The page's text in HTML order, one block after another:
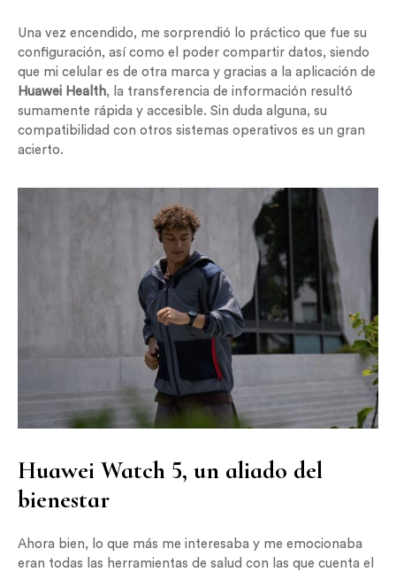
Una vez encendido, me sorprendió lo práctico que fue su
configuración, así como el poder compartir datos, siendo
que mi celular es de otra marca y gracias a la aplicación de
Huawei Health, la transferencia de información resultó
sumamente rápida y accesible. Sin duda alguna, su
compatibilidad con otros sistemas operativos es un gran
acierto.
Huawei Watch 5, un aliado del
bienestar
Ahora bien, lo que más me interesaba y me emocionaba
eran todas las herramientas de salud con las que cuenta el